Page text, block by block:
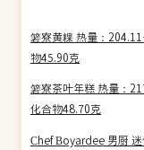
箬寮黄粿 热量：
物45.90克
箬寮茶叶年糕 热量：
化合物48.70克
Chef Boyardee 男厨 迷